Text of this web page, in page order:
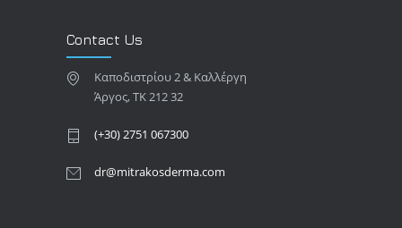
Contact Us
Καποδιστρίου 2 & Καλλέργη
Άργος, TK 212 32
(+30) 2751 067300
dr@mitrakosderma.com